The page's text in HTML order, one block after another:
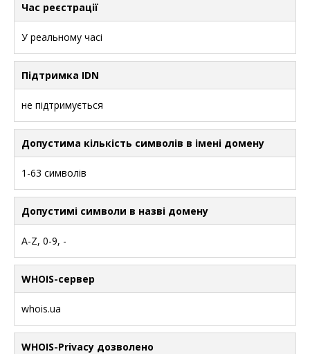
Час реєстрації
У реальному часі
Підтримка IDN
не підтримується
Допустима кількість символів в імені домену
1-63 символів
Допустимі символи в назві домену
A-Z, 0-9, -
WHOIS-сервер
whois.ua
WHOIS-Privacy дозволено